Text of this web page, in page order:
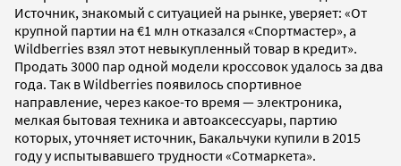
Источник, знакомый с ситуацией на рынке, уверяет: «От
крупной партии на €1 млн отказался «Спортмастер», а
Wildberries взял этот невыкупленный товар в кредит».
Продать 3000 пар одной модели кроссовок удалось за два
года. Так в Wildberries появилось спортивное
направление, через какое-то время — электроника,
мелкая бытовая техника и автоаксессуары, партию
которых, уточняет источник, Бакальчуки купили в 2015
году у испытывавшего трудности «Сотмаркета».